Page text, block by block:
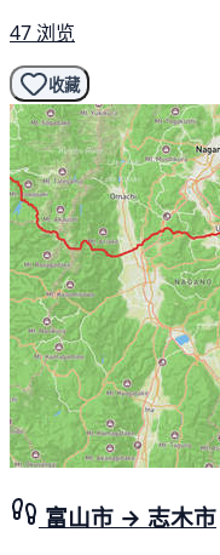
47 浏览
收藏
富山市 → 志木市